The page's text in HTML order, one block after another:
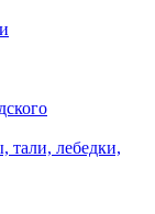
тали, лебедки,